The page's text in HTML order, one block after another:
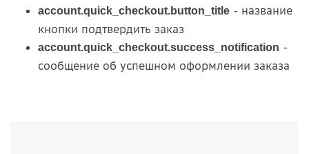
account.quick_checkout.button_title - название
кнопки подтвердить заказ
account.quick_checkout.success_notification -
сообщение об успешном оформлении заказа